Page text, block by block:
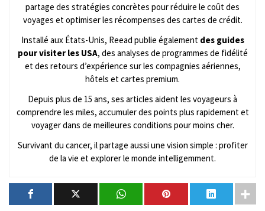
partage des stratégies concrètes pour réduire le coût des
voyages et optimiser les récompenses des cartes de crédit.
Installé aux États-Unis, Reead publie également des guides
pour visiter les USA, des analyses de programmes de fidélité
et des retours d’expérience sur les compagnies aériennes,
hôtels et cartes premium.
Depuis plus de 15 ans, ses articles aident les voyageurs à
comprendre les miles, accumuler des points plus rapidement et
voyager dans de meilleures conditions pour moins cher.
Survivant du cancer, il partage aussi une vision simple : profiter
de la vie et explorer le monde intelligemment.